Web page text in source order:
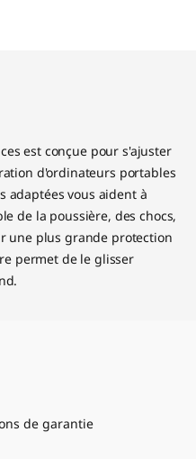
est conçue pour s'ajuster
d'ordinateurs portables
adaptées vous aident à
de la poussière, des chocs,
une plus grande protection
permet de le glisser
de garantie